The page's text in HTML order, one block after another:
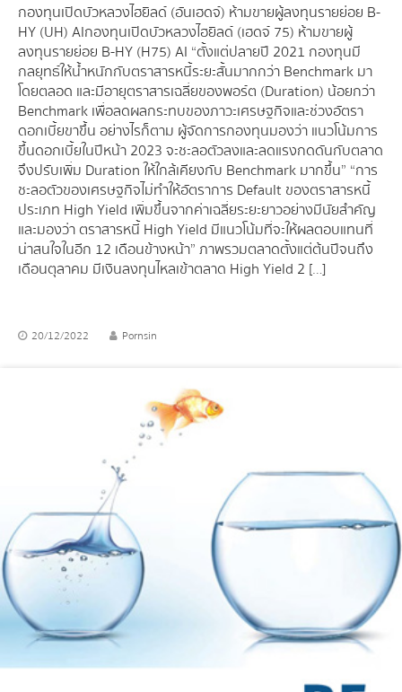
กองทุนเปิดบัวหลวงไฮยิลด์ (อันเฮดจ์) ห้ามขายผู้ลงทุนรายย่อย B-
HY (UH) AIกองทุนเปิดบัวหลวงไฮยิลด์ (เฮดจ์ 75) ห้ามขายผู้
ลงทุนรายย่อย B-HY (H75) AI “ตั้งแต่ปลายปี 2021 กองทุนมี
กลยุทธ์ให้น้ำหนักกับตราสารหนี้ระยะสั้นมากกว่า Benchmark มา
โดยตลอด และมีอายุตราสารเฉลี่ยของพอร์ต (Duration) น้อยกว่า
Benchmark เพื่อลดผลกระทบของภาวะเศรษฐกิจและช่วงอัตรา
ดอกเบี้ยขาขึ้น อย่างไรก็ตาม ผู้จัดการกองทุนมองว่า แนวโน้มการ
ขึ้นดอกเบี้ยในปีหน้า 2023 จะชะลอตัวลงและลดแรงกดดันกับตลาด
จึงปรับเพิ่ม Duration ให้ใกล้เคียงกับ Benchmark มากขึ้น” “การ
ชะลอตัวของเศรษฐกิจไม่ทำให้อัตราการ Default ของตราสารหนี้
ประเภท High Yield เพิ่มขึ้นจากค่าเฉลี่ยระยะยาวอย่างมีนัยสำคัญ
และมองว่า ตราสารหนี้ High Yield มีแนวโน้มที่จะให้ผลตอบแทนที่
น่าสนใจในอีก 12 เดือนข้างหน้า” ภาพรวมตลาดตั้งแต่ต้นปีจนถึง
เดือนตุลาคม มีเงินลงทุนไหลเข้าตลาด High Yield 2 […]
20/12/2022 Pornsin